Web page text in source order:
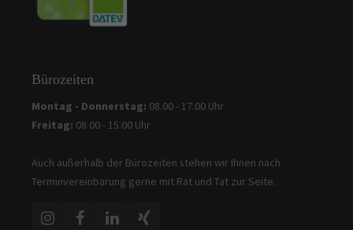
Bürozeiten
Montag - Donnerstag: 08.00 - 17.00 Uhr
Freitag: 08.00 - 15.00 Uhr
Auch außerhalb der Bürozeiten stehen wir Ihnen nach
Terminvereinbarung gerne mit Rat und Tat zur Seite.